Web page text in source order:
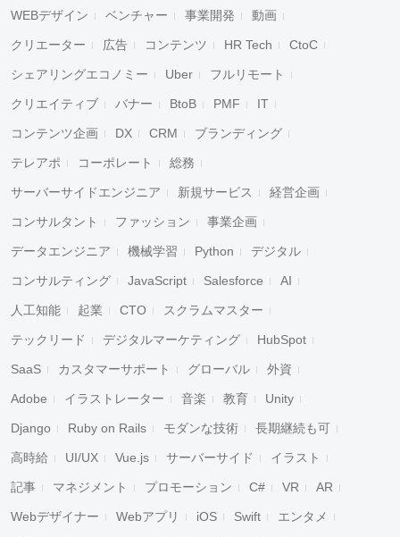
WEBデザイン ベンチャー 事業開発 動画
クリエーター 広告 コンテンツ HR Tech CtoC
シェアリングエコノミー Uber フルリモート
クリエイティブ バナー BtoB PMF IT
コンテンツ企画 DX CRM ブランディング
テレアポ コーポレート 総務
サーバーサイドエンジニア 新規サービス 経営企画
コンサルタント ファッション 事業企画
データエンジニア 機械学習 Python デジタル
コンサルティング JavaScript Salesforce AI
人工知能 起業 CTO スクラムマスター
テックリード デジタルマーケティング HubSpot
SaaS カスタマーサポート グローバル 外資
Adobe イラストレーター 音楽 教育 Unity
Django Ruby on Rails モダンな技術 長期継続も可
高時給 UI/UX Vue.js サーバーサイド イラスト
記事 マネジメント プロモーション C# VR AR
Webデザイナー Webアプリ iOS Swift エンタメ